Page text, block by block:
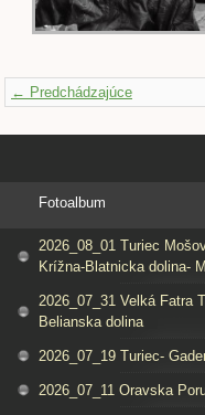
← Predchádzajúce
Fotoalbum
2026_08_01 Turiec
Krížna-Blatnicka dolina-
2026_07_31 Velká Fatra
Belianska dolina
2026_07_19 Turiec-
2026_07_11 Oravska